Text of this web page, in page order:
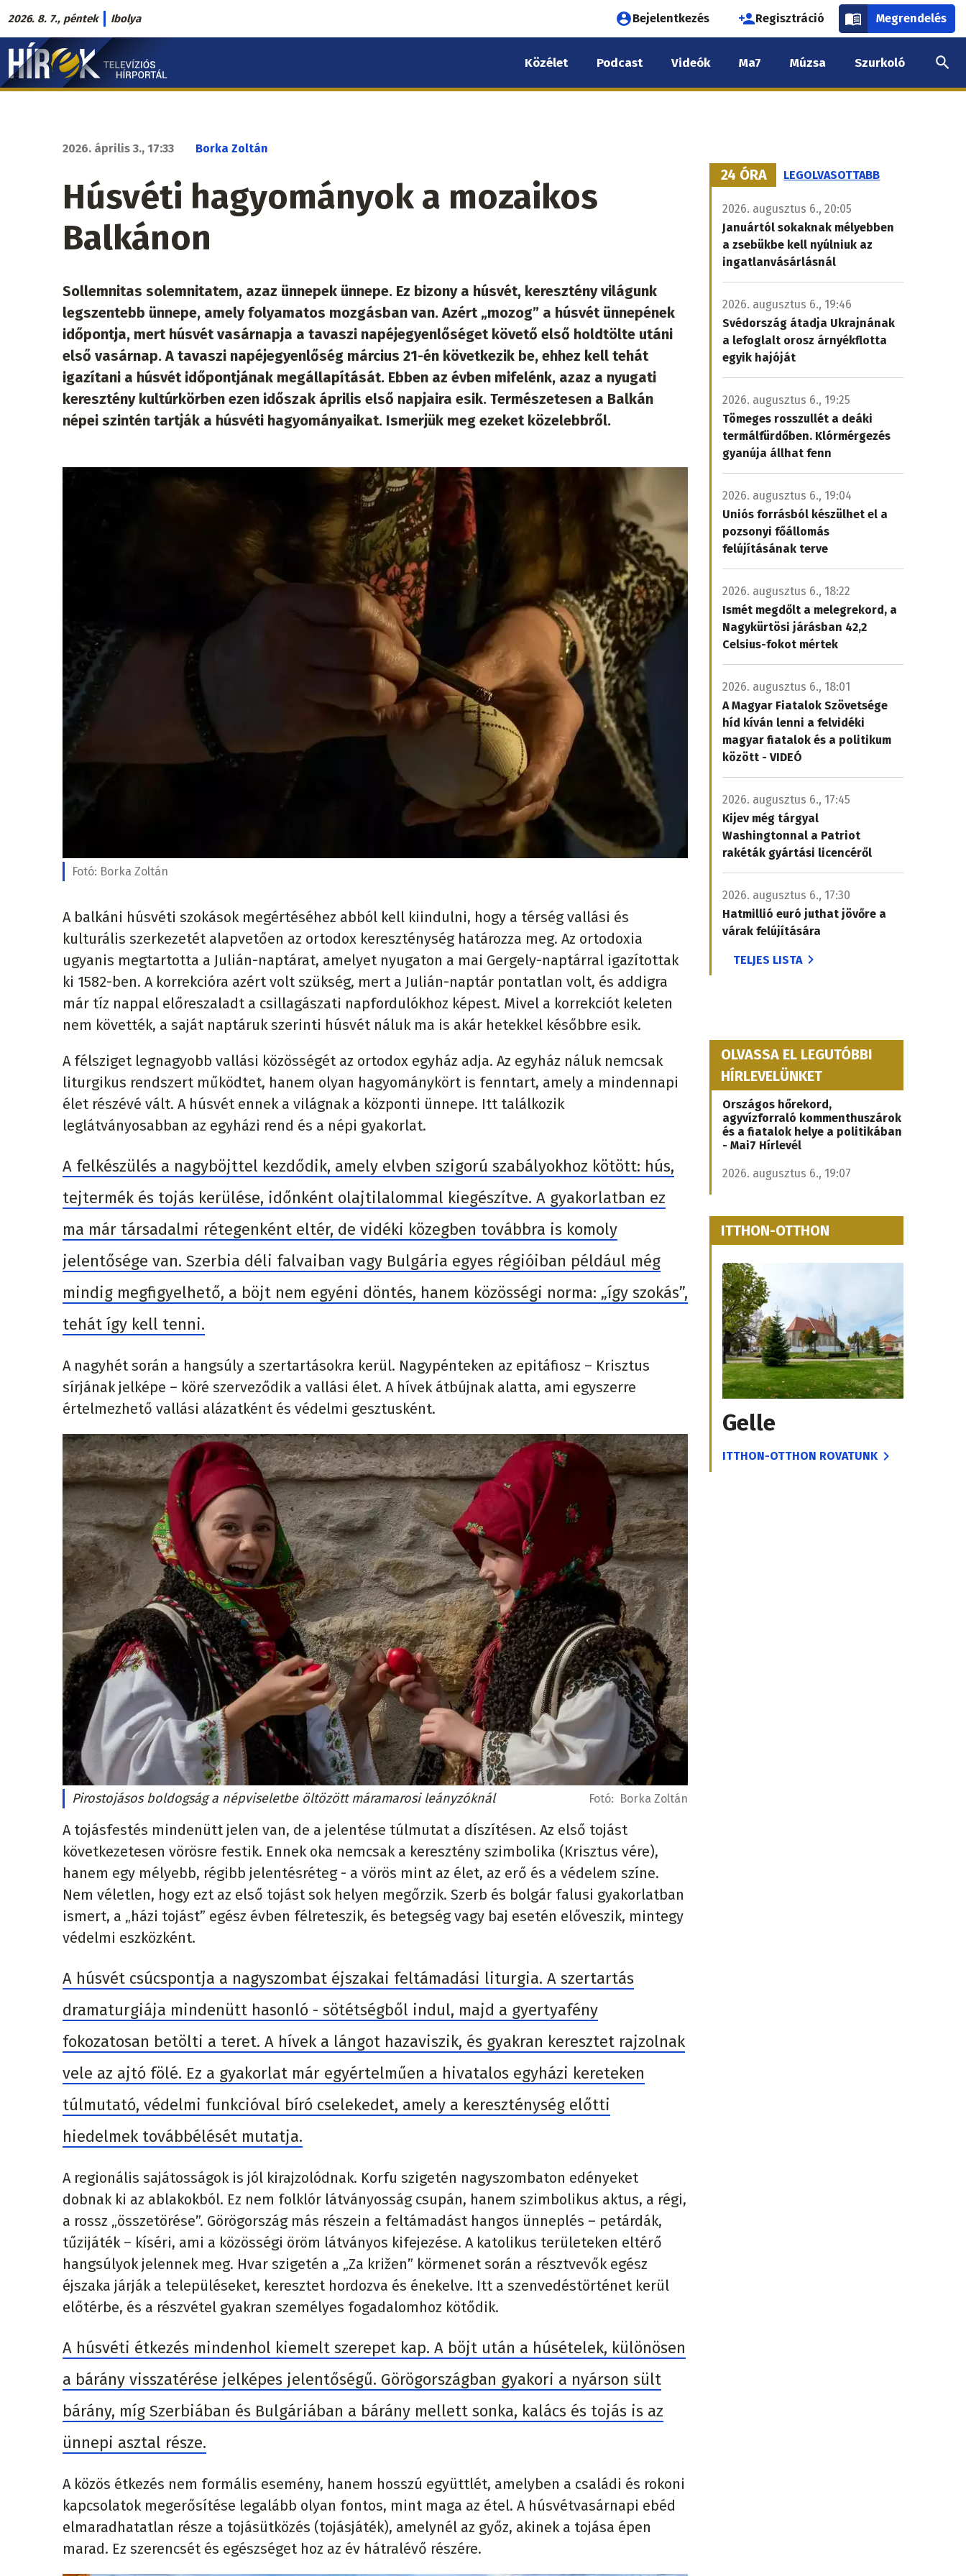
Ugrás
a
tartalomra
2026. 8. 7., péntek Ibolya
Felhasználói
fiók
menüje
Bejelentkezés Regisztráció Megrendelés
Hírek.sk
fő
Közélet Podcast Videók Ma7 Múzsa Szurkoló
2026. április 3., 17:33 Borka Zoltán
Húsvéti hagyományok a mozaikos
Balkánon
Sollemnitas solemnitatem, azaz ünnepek ünnepe. Ez bizony a húsvét, keresztény világunk
legszentebb ünnepe, amely folyamatos mozgásban van. Azért „mozog” a húsvét ünnepének
időpontja, mert húsvét vasárnapja a tavaszi napéjegyenlőséget követő első holdtölte utáni
első vasárnap. A tavaszi napéjegyenlőség március 21-én következik be, ehhez kell tehát
igazítani a húsvét időpontjának megállapítását. Ebben az évben mifelénk, azaz a nyugati
keresztény kultúrkörben ezen időszak április első napjaira esik. Természetesen a Balkán
népei szintén tartják a húsvéti hagyományaikat. Ismerjük meg ezeket közelebbről.
Fotó: Borka Zoltán
A balkáni húsvéti szokások megértéséhez abból kell kiindulni, hogy a térség vallási és
kulturális szerkezetét alapvetően az ortodox kereszténység határozza meg. Az ortodoxia
ugyanis megtartotta a Julián-naptárat, amelyet nyugaton a mai Gergely-naptárral igazítottak
ki 1582-ben. A korrekcióra azért volt szükség, mert a Julián-naptár pontatlan volt, és addigra
már tíz nappal előreszaladt a csillagászati napfordulókhoz képest. Mivel a korrekciót keleten
nem követték, a saját naptáruk szerinti húsvét náluk ma is akár hetekkel későbbre esik.
A félsziget legnagyobb vallási közösségét az ortodox egyház adja. Az egyház náluk nemcsak
liturgikus rendszert működtet, hanem olyan hagyománykört is fenntart, amely a mindennapi
élet részévé vált. A húsvét ennek a világnak a központi ünnepe. Itt találkozik
leglátványosabban az egyházi rend és a népi gyakorlat.
A felkészülés a nagyböjttel kezdődik, amely elvben szigorú szabályokhoz kötött: hús,
tejtermék és tojás kerülése, időnként olajtilalommal kiegészítve. A gyakorlatban ez
ma már társadalmi rétegenként eltér, de vidéki közegben továbbra is komoly
jelentősége van. Szerbia déli falvaiban vagy Bulgária egyes régióiban például még
mindig megfigyelhető, a böjt nem egyéni döntés, hanem közösségi norma: „így szokás”,
tehát így kell tenni.
A nagyhét során a hangsúly a szertartásokra kerül. Nagypénteken az epitáfiosz – Krisztus
sírjának jelképe – köré szerveződik a vallási élet. A hívek átbújnak alatta, ami egyszerre
értelmezhető vallási alázatként és védelmi gesztusként.
Pirostojásos boldogság a népviseletbe öltözött máramarosi leányzóknál Fotó: Borka Zoltán
A tojásfestés mindenütt jelen van, de a jelentése túlmutat a díszítésen. Az első tojást
következetesen vörösre festik. Ennek oka nemcsak a keresztény szimbolika (Krisztus vére),
hanem egy mélyebb, régibb jelentésréteg - a vörös mint az élet, az erő és a védelem színe.
Nem véletlen, hogy ezt az első tojást sok helyen megőrzik. Szerb és bolgár falusi gyakorlatban
ismert, a „házi tojást” egész évben félreteszik, és betegség vagy baj esetén előveszik, mintegy
védelmi eszközként.
A húsvét csúcspontja a nagyszombat éjszakai feltámadási liturgia. A szertartás
dramaturgiája mindenütt hasonló - sötétségből indul, majd a gyertyafény
fokozatosan betölti a teret. A hívek a lángot hazaviszik, és gyakran keresztet rajzolnak
vele az ajtó fölé. Ez a gyakorlat már egyértelműen a hivatalos egyházi kereteken
túlmutató, védelmi funkcióval bíró cselekedet, amely a kereszténység előtti
hiedelmek továbbélését mutatja.
A regionális sajátosságok is jól kirajzolódnak. Korfu szigetén nagyszombaton edényeket
dobnak ki az ablakokból. Ez nem folklór látványosság csupán, hanem szimbolikus aktus, a régi,
a rossz „összetörése”. Görögország más részein a feltámadást hangos ünneplés – petárdák,
tűzijáték – kíséri, ami a közösségi öröm látványos kifejezése. A katolikus területeken eltérő
hangsúlyok jelennek meg. Hvar szigetén a „Za križen” körmenet során a résztvevők egész
éjszaka járják a településeket, keresztet hordozva és énekelve. Itt a szenvedéstörténet kerül
előtérbe, és a részvétel gyakran személyes fogadalomhoz kötődik.
A húsvéti étkezés mindenhol kiemelt szerepet kap. A böjt után a húsételek, különösen
a bárány visszatérése jelképes jelentőségű. Görögországban gyakori a nyárson sült
bárány, míg Szerbiában és Bulgáriában a bárány mellett sonka, kalács és tojás is az
ünnepi asztal része.
A közös étkezés nem formális esemény, hanem hosszú együttlét, amelyben a családi és rokoni
kapcsolatok megerősítése legalább olyan fontos, mint maga az étel. A húsvétvasárnapi ebéd
elmaradhatatlan része a tojásütközés (tojásjáték), amelynél az győz, akinek a tojása épen
marad. Ez szerencsét és egészséget hoz az év hátralévő részére.
24 ÓRA LEGOLVASOTTABB
2026. augusztus 6., 20:05
Januártól sokaknak mélyebben
a zsebükbe kell nyúlniuk az
ingatlanvásárlásnál
2026. augusztus 6., 19:46
Svédország átadja Ukrajnának
a lefoglalt orosz árnyékflotta
egyik hajóját
2026. augusztus 6., 19:25
Tömeges rosszullét a deáki
termálfürdőben. Klórmérgezés
gyanúja állhat fenn
2026. augusztus 6., 19:04
Uniós forrásból készülhet el a
pozsonyi főállomás
felújításának terve
2026. augusztus 6., 18:22
Ismét megdőlt a melegrekord, a
Nagykürtösi járásban 42,2
Celsius-fokot mértek
2026. augusztus 6., 18:01
A Magyar Fiatalok Szövetsége
híd kíván lenni a felvidéki
magyar fiatalok és a politikum
között - VIDEÓ
2026. augusztus 6., 17:45
Kijev még tárgyal
Washingtonnal a Patriot
rakéták gyártási licencéről
2026. augusztus 6., 17:30
Hatmillió euró juthat jövőre a
várak felújítására
TELJES LISTA
OLVASSA EL LEGUTÓBBI
HÍRLEVELÜNKET
Országos hőrekord,
agyvízforraló kommenthuszárok
és a fiatalok helye a politikában
- Mai7 Hírlevél
2026. augusztus 6., 19:07
ITTHON-OTTHON
Gelle
ITTHON-OTTHON ROVATUNK